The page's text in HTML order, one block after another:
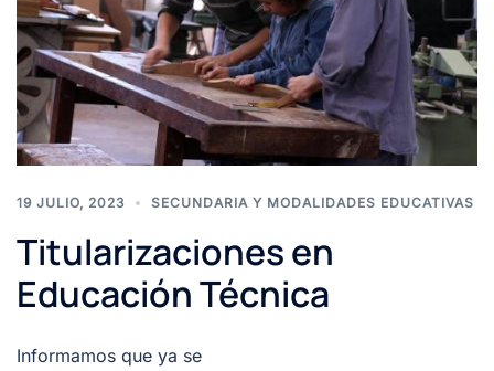
19 JULIO, 2023 SECUNDARIA Y MODALIDADES EDUCATIVAS
Titularizaciones en
Educación Técnica
Informamos que ya se